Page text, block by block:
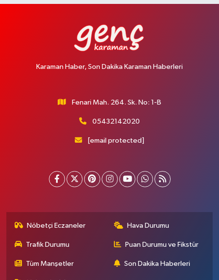
Karaman Haber, Son Dakika Karaman Haberleri
Fenari Mah. 264. Sk. No: 1-B
05432142020
[email protected]
Nöbetçi Eczaneler Hava Durumu
Trafik Durumu Puan Durumu ve Fikstür
Tüm Manşetler Son Dakika Haberleri